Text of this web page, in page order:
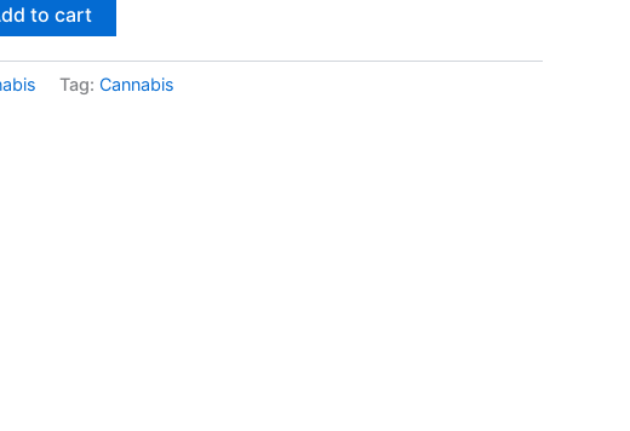
to cart
Tag: Cannabis